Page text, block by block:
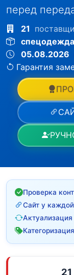
перед
21
спецодежда
05.08.2026
Гарантия
Проверка
Сайт у